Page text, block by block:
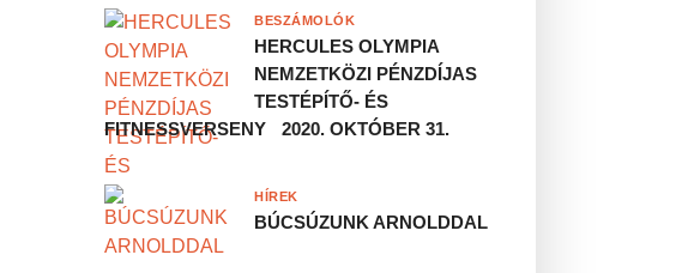
HERCULES OLYMPIA
NEMZETKÖZI PÉNZDÍJAS
TESTÉPÍTŐ- ÉS
FITNESSVERSENY 2020. OKTÓBER 31.
BESZÁMOLÓK
BÚCSÚZUNK ARNOLDDAL
HÍREK